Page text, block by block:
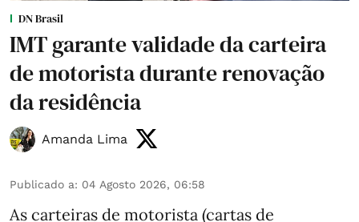
DN Brasil
IMT garante validade da carteira
de motorista durante renovação
da residência
Amanda Lima
Publicado a: 04 Agosto 2026, 06:58
As carteiras de motorista (cartas de